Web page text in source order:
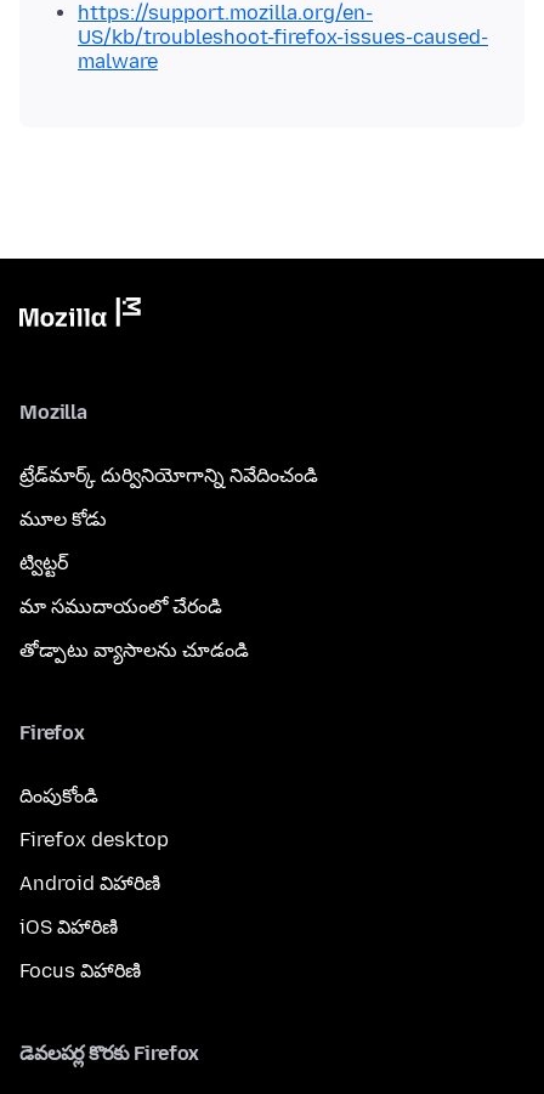
https://support.mozilla.org/en-
US/kb/troubleshoot-firefox-issues-caused-
malware
Mozilla
ట్రేడ్‌మార్క్ దుర్వినియోగాన్ని నివేదించండి
మూల కోడు
ట్విట్టర్
మా సముదాయంలో చేరండి
తోడ్పాటు వ్యాసాలను చూడండి
Firefox
దింపుకోండి
Firefox desktop
Android విహారిణి
iOS విహారిణి
Focus విహారిణి
డెవలపర్ల కొరకు Firefox